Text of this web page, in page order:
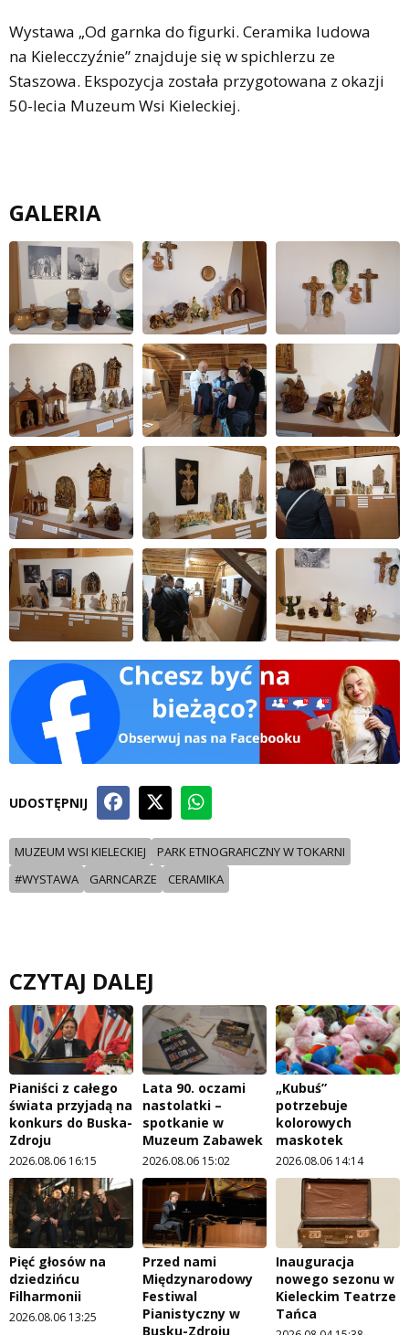
Wystawa „Od garnka do figurki. Ceramika ludowa
na Kielecczyźnie” znajduje się w spichlerzu ze
Staszowa. Ekspozycja została przygotowana z okazji
50-lecia Muzeum Wsi Kieleckiej.
GALERIA
UDOSTĘPNIJ
MUZEUM WSI KIELECKIEJ
PARK ETNOGRAFICZNY W TOKARNI
#WYSTAWA
GARNCARZE CERAMIKA
CZYTAJ DALEJ
Pianiści z całego
świata przyjadą na
konkurs do Buska-
Zdroju
2026.08.06 16:15
Lata 90. oczami
nastolatki –
spotkanie w
Muzeum Zabawek
2026.08.06 15:02
„Kubuś”
potrzebuje
kolorowych
maskotek
2026.08.06 14:14
Pięć głosów na
dziedzińcu
Filharmonii
2026.08.06 13:25
Przed nami
Międzynarodowy
Festiwal
Pianistyczny w
Busku-Zdroju
Inauguracja
nowego sezonu w
Kieleckim Teatrze
Tańca